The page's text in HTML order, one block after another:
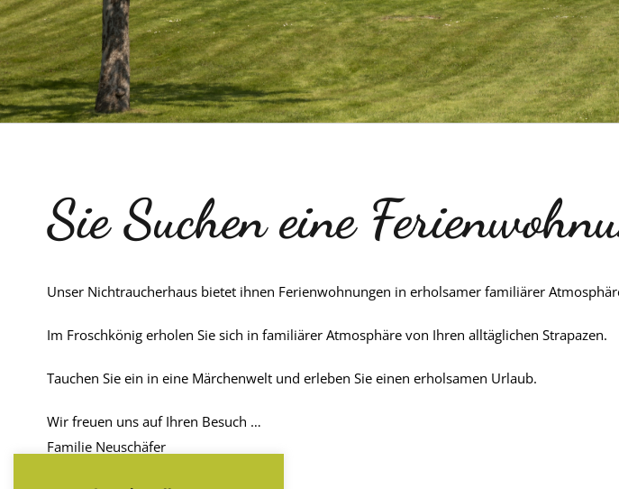
Sie Suchen eine
Unser Nichtraucherhaus bietet ihnen Ferienwohnungen in erholsamer familiärer
Im Froschkönig erholen Sie sich in familiärer Atmosphäre von Ihren alltäglichen Strapazen.
Tauchen Sie ein in eine Märchenwelt und erleben Sie einen erholsamen Urlaub.
Wir freuen uns auf Ihren Besuch …
Familie Neuschäfer